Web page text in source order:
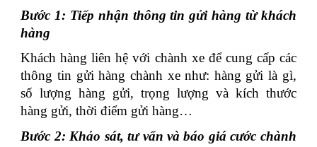
Bước 1: Tiếp nhận thông tin gửi hàng từ khách
hàng
Khách hàng liên hệ với chành xe để cung cấp các
thông tin gửi hàng chành xe như: hàng gửi là gì,
số lượng hàng gửi, trọng lượng và kích thước
hàng gửi, thời điểm gửi hàng…
Bước 2: Khảo sát, tư vấn và báo giá cước chành